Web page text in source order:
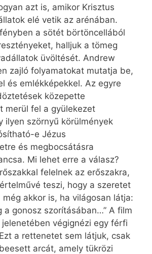
azt is, amikor Krisztus
elé vetik az arénában.
a sötét börtöncellából
halljuk a tömeg
üvöltését. Andrew
zajló folyamatokat mutatja be,
és emlékképekkel. Az egyre
közepette
merül fel a gyülekezet
ilyen szörnyű körülmények
e Jézus
és megbocsátásra
Mi lehet erre a válasz?
felelnek az erőszakra,
teszi, hogy a szeretet
akkor is, ha világosan látja:
a gonosz szorításában…” A film
végignézi egy férfi
a rettenetet sem látjuk, csak
arcát, amely tükrözi